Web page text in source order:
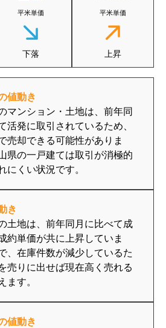
平米単価
下落
平米単価
上昇
値動き
マンション・土地は、前年同
活発に取引されているため、
売却できる可能性がありま
県の一戸建ては取引が消極的
にくい状況です。
き
土地は、前年同月に比べて成
約単価が共に上昇していま
、在庫件数が減少しているた
売りに出せば現在高く売れる
ます。
値動き